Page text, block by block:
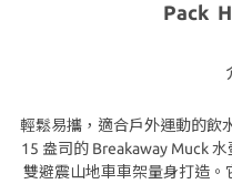
Pack
輕鬆易攜，適合戶外運動的飲
15 盎司的 Breakaway Muck
雙避震山地車車架量身打造